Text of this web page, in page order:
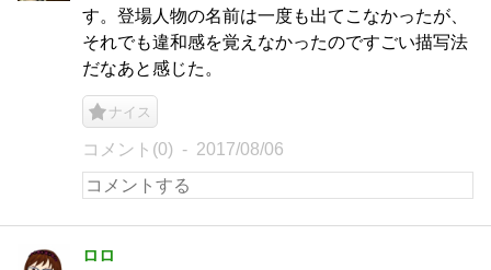
す。登場人物の名前は一度も出てこなかったが、
それでも違和感を覚えなかったのですごい描写法
だなあと感じた。
ナイス
コメント(0) 2017/08/06
ロロ